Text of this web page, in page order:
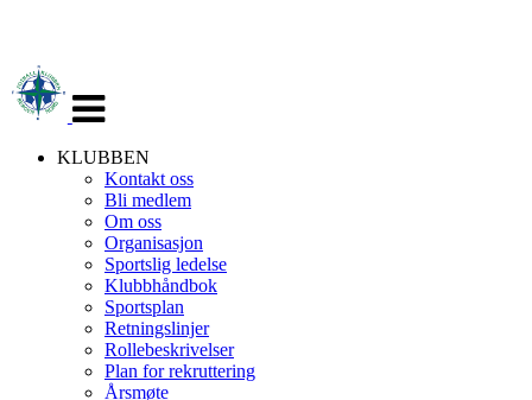
navigasjon
KLUBBEN
Kontakt oss
Bli medlem
Om oss
Organisasjon
Sportslig ledelse
Klubbhåndbok
Sportsplan
Retningslinjer
Rollebeskrivelser
Plan for rekruttering
Årsmøte